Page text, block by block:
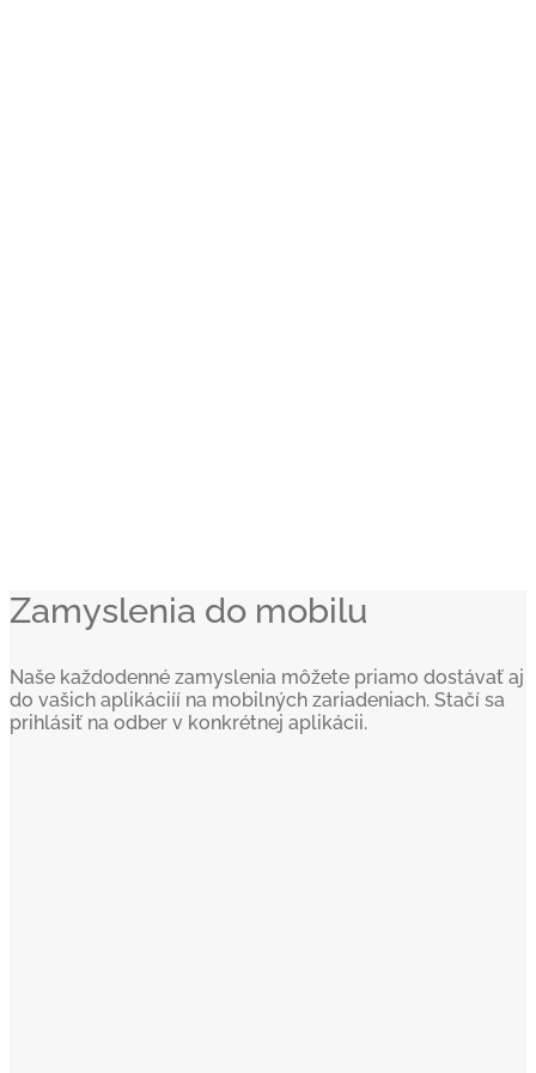
Zamyslenia do mobilu
Naše každodenné zamyslenia môžete priamo dostávať aj
do vašich aplikáciíí na mobilných zariadeniach. Stačí sa
prihlásiť na odber v konkrétnej aplikácii.